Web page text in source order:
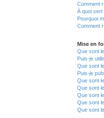
Comment
À quoi sert
Pourquoi
Comment
Mise en
Que sont
Puis-je
Que sont
Puis-je
Que sont
Que sont
Que sont
Que sont
Que sont